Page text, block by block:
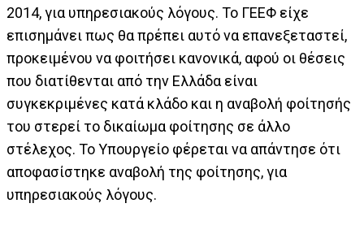
2014, για υπηρεσιακούς λόγους. Το ΓΕΕΦ είχε
επισημάνει πως θα πρέπει αυτό να επανεξεταστεί,
προκειμένου να φοιτήσει κανονικά, αφού οι θέσεις
που διατίθενται από την Ελλάδα είναι
συγκεκριμένες κατά κλάδο και η αναβολή φοίτησής
του στερεί το δικαίωμα φοίτησης σε άλλο
στέλεχος. Το Υπουργείο φέρεται να απάντησε ότι
αποφασίστηκε αναβολή της φοίτησης, για
υπηρεσιακούς λόγους.